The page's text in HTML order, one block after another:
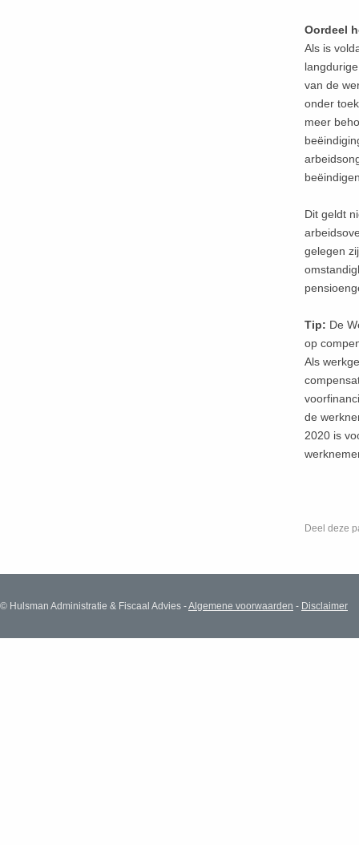
Oordeel
Als is
van de
onder
meer
Dit geldt
gelegen
Tip: De
op
Als
de
2020 is
Deel deze
© Hulsman Administratie & Fiscaal Advies -Algemene voorwaarden - Disclaimer